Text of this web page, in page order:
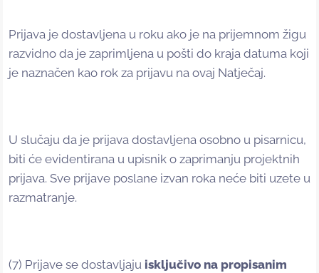
Prijava je dostavljena u roku ako je na prijemnom žigu
razvidno da je zaprimljena u pošti do kraja datuma koji
je naznačen kao rok za prijavu na ovaj Natječaj.
U slučaju da je prijava dostavljena osobno u pisarnicu,
biti će evidentirana u upisnik o zaprimanju projektnih
prijava. Sve prijave poslane izvan roka neće biti uzete u
razmatranje.
(7) Prijave se dostavljaju isključivo na propisanim